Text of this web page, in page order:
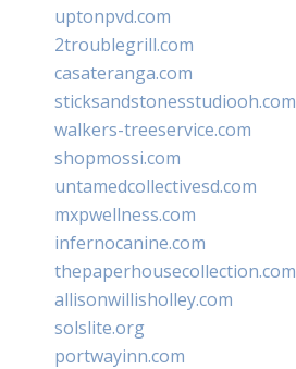
uptonpvd.com
2troublegrill.com
casateranga.com
sticksandstonesstudiooh.com
walkers-treeservice.com
shopmossi.com
untamedcollectivesd.com
mxpwellness.com
infernocanine.com
thepaperhousecollection.com
allisonwillisholley.com
solslite.org
portwayinn.com